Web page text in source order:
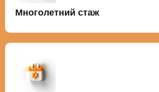
Многолетний стаж